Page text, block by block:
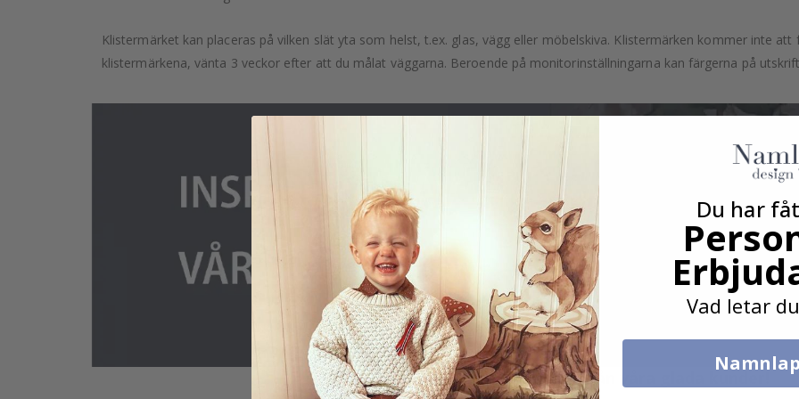
Klistermärket kan placeras på vilken slät yta som helst, t.ex. glas, vägg eller möbelskiva. Klistermärken kommer inte
klistermärkena, vänta 3 veckor efter att du målat väggarna. Beroende på monitorinställningarna kan färgerna på
Verklig inspiration från våra glada kunder!
Du har
Vad letar